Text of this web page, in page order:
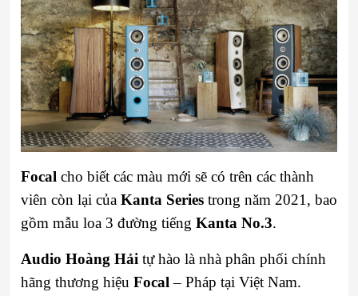
Focal cho biết các màu mới sẽ có trên các thành
viên còn lại của Kanta Series trong năm 2021, bao
gồm mẫu loa 3 đường tiếng Kanta No.3.
Audio Hoàng Hải tự hào là nhà phân phối chính
hãng thương hiệu Focal – Pháp tại Việt Nam.